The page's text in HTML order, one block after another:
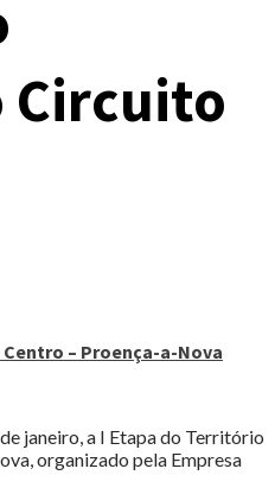
– Proença-a-Nova
janeiro, a I Etapa do Território
organizado pela Empresa